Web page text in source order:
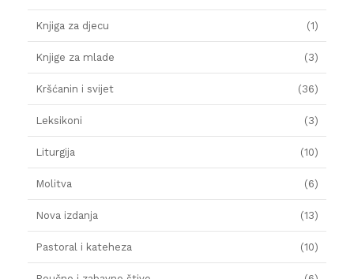
Knjiga za djecu (1)
Knjige za mlade (3)
Kršćanin i svijet (36)
Leksikoni (3)
Liturgija (10)
Molitva (6)
Nova izdanja (13)
Pastoral i kateheza (10)